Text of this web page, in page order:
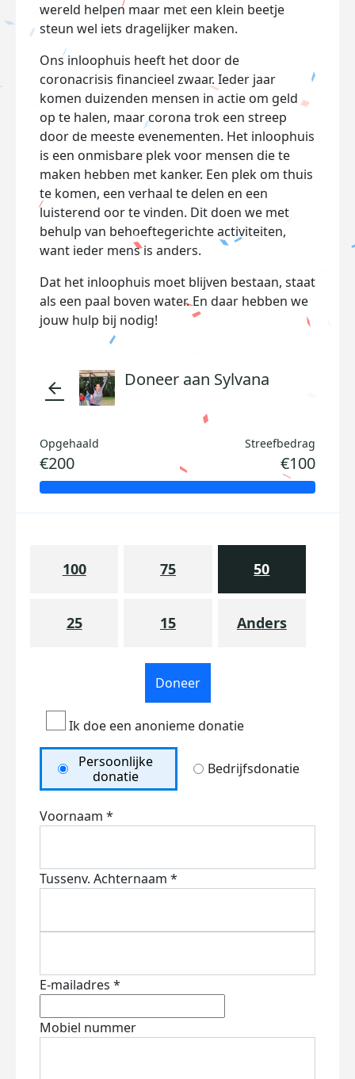
wereld helpen maar met een klein beetje
steun wel iets dragelijker maken.
Ons inloophuis heeft het door de
coronacrisis financieel zwaar. Ieder jaar
komen duizenden mensen in actie om geld
op te halen, maar corona trok een streep
door de meeste evenementen. Het inloophuis
is een onmisbare plek voor mensen die te
maken hebben met kanker. Een plek om thuis
te komen, een verhaal te delen en een
luisterend oor te vinden. Dit doen we met
behulp van behoeftegerichte activiteiten,
want ieder mens is anders.
Dat het inloophuis moet blijven bestaan, staat
als een paal boven water. En daar hebben we
jouw hulp bij nodig!
arrow_back Doneer aan Sylvana
Opgehaald
€200
Streefbedrag
€100
100 75 50
25 15 Anders
Doneer
Ik doe een anonieme donatie
Persoonlijke
donatie
Bedrijfsdonatie
Voornaam *
Tussenv. Achternaam *
E-mailadres *
Mobiel nummer